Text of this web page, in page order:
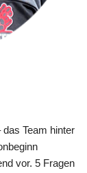
Team hinter
vor. 5 Fragen